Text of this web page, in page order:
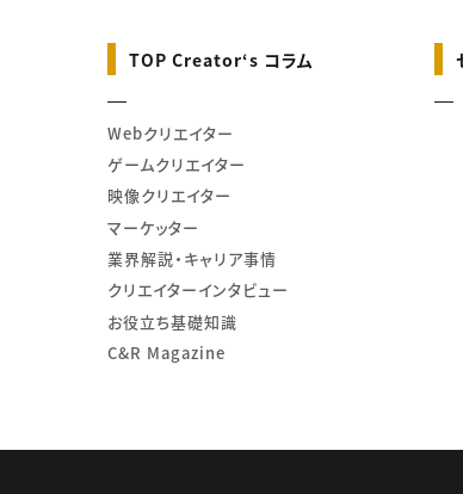
TOP Creator‘s コラム
Webクリエイター
ゲームクリエイター
映像クリエイター
マーケッター
業界解説・キャリア事情
クリエイターインタビュー
お役立ち基礎知識
C&R Magazine